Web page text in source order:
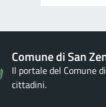
Comune di San
Il portale del Comune
cittadini.